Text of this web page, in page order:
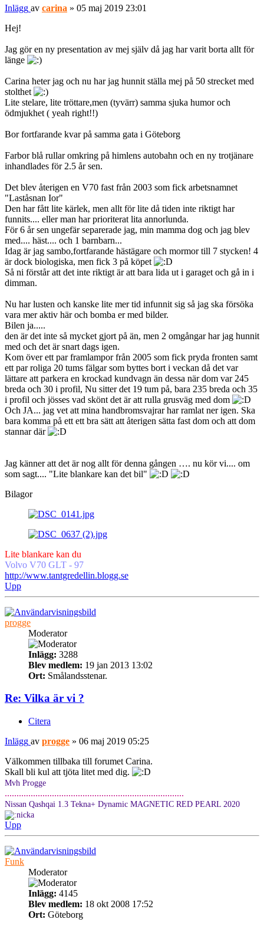
Inlägg av carina » 05 maj 2019 23:01
Hej!
Jag gör en ny presentation av mej själv då jag har varit borta allt för
länge
Carina heter jag och nu har jag hunnit ställa mej på 50 strecket med
stolthet
Lite stelare, lite tröttare,men (tyvärr) samma sjuka humor och
ödmjukhet ( yeah right!!)
Bor fortfarande kvar på samma gata i Göteborg
Farbor blå rullar omkring på himlens autobahn och en ny trotjänare
inhandlades för 2.5 år sen.
Det blev återigen en V70 fast från 2003 som fick arbetsnamnet
"Laståsnan Ior"
Den har fått lite kärlek, men allt för lite då tiden inte riktigt har
funnits.... eller man har prioriterat lita annorlunda.
För 6 år sen ungefär separerade jag, min mamma dog och jag blev
med.... häst.... och 1 barnbarn...
Idag är jag sambo,fortfarande hästägare och mormor till 7 stycken! 4
är dock biologiska, men fick 3 på köpet
Så ni förstår att det inte riktigt är att bara lida ut i garaget och gå in i
dimman.
Nu har lusten och kanske lite mer tid infunnit sig så jag ska försöka
vara mer aktiv här och bomba er med bilder.
Bilen ja.....
den är det inte så mycket gjort på än, men 2 omgångar har jag hunnit
med och det är snart dags igen.
Kom över ett par framlampor från 2005 som fick pryda fronten samt
ett par roliga 20 tums fälgar som byttes bort i veckan då det var
lättare att parkera en krockad kundvagn än dessa när dom var 245
breda och 30 i profil, Nu sitter det 19 tum på, bara 235 breda och 35
i profil och jösses vad skönt det är att rulla grusväg med dom
Och JA... jag vet att mina handbromsvajrar har ramlat ner igen. Ska
bara komma på ett ett bra sätt att återigen sätta fast dom och att dom
stannar där
Jag känner att det är nog allt för denna gången …. nu kör vi.... om
som sagt.... "Lite blankare kan det bil"
Bilagor
Lite blankare kan du
Volvo V70 GLT - 97
http://www.tantgredellin.blogg.se
Upp
progge
Moderator
Inlägg: 3288
Blev medlem: 19 jan 2013 13:02
Ort: Smålandsstenar.
Re: Vilka är vi ?
Citera
Inlägg av progge » 06 maj 2019 05:25
Välkommen tillbaka till forumet Carina.
Skall bli kul att tjöta litet med dig.
Mvh Progge
............................................................................
Nissan Qashqai 1.3 Tekna+ Dynamic MAGNETIC RED PEARL 2020
Upp
Funk
Moderator
Inlägg: 4145
Blev medlem: 18 okt 2008 17:52
Ort: Göteborg